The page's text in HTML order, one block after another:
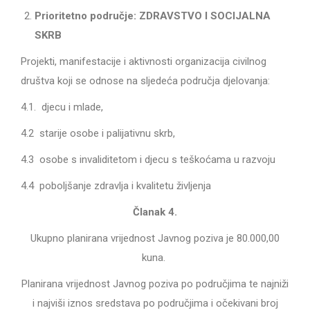
Prioritetno područje: ZDRAVSTVO I SOCIJALNA
SKRB
Projekti, manifestacije i aktivnosti organizacija civilnog
društva koji se odnose na sljedeća područja djelovanja:
4.1. djecu i mlade,
4.2 starije osobe i palijativnu skrb,
4.3 osobe s invaliditetom i djecu s teškoćama u razvoju
4.4 poboljšanje zdravlja i kvalitetu življenja
Članak 4.
Ukupno planirana vrijednost Javnog poziva je 80.000,00
kuna.
Planirana vrijednost Javnog poziva po područjima te najniži
i najviši iznos sredstava po područjima i očekivani broj